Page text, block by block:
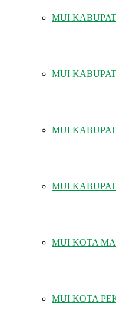
MUI
MUI
MUI
MUI
MUI KOTA
MUI KOTA